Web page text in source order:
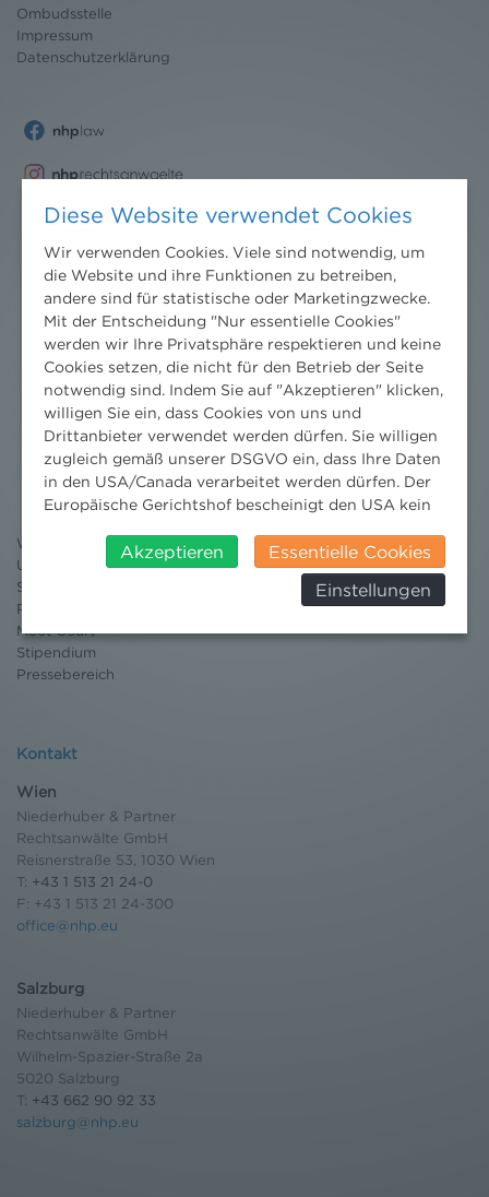
Ombudsstelle
Impressum
Datenschutzerklärung
Nachrichten
News aktuell
Newsletter
Willkommen Umweltrecht
Umweltrechtsblog
Seminare
Publikationen
Moot Court
Stipendium
Pressebereich
Kontakt
Wien
Niederhuber & Partner
Rechtsanwälte GmbH
Reisnerstraße 53, 1030 Wien
T: +43 1 513 21 24-0
F: +43 1 513 21 24-300
office@nhp.eu
Salzburg
Niederhuber & Partner
Rechtsanwälte GmbH
Wilhelm-Spazier-Straße 2a
5020 Salzburg
T: +43 662 90 92 33
salzburg@nhp.eu
Diese Website verwendet Cookies
Wir verwenden Cookies. Viele sind notwendig, um
die Website und ihre Funktionen zu betreiben,
andere sind für statistische oder Marketingzwecke.
Mit der Entscheidung "Nur essentielle Cookies"
werden wir Ihre Privatsphäre respektieren und keine
Cookies setzen, die nicht für den Betrieb der Seite
notwendig sind. Indem Sie auf "Akzeptieren" klicken,
willigen Sie ein, dass Cookies von uns und
Drittanbieter verwendet werden dürfen. Sie willigen
zugleich gemäß unserer DSGVO ein, dass Ihre Daten
in den USA/Canada verarbeitet werden dürfen. Der
Europäische Gerichtshof bescheinigt den USA kein
insbesondere das Risiko, dass ihre Daten durch US-
Behörden, zu Kontroll- und zu
Überwachungszwecken, verarbeitet werden und
werden können. Zudem finden Sie am
Bildschirmrand ein Cookie-Icon wo Sie jederzeit Ihre
Akzeptieren
Essentielle Cookies
Einstellungen